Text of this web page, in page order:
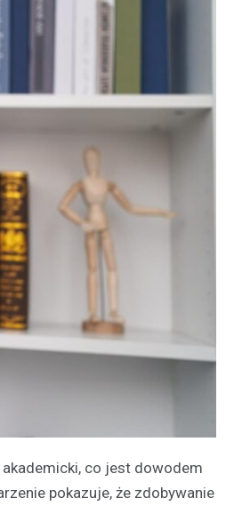
co jest dowodem
pokazuje, że zdobywanie